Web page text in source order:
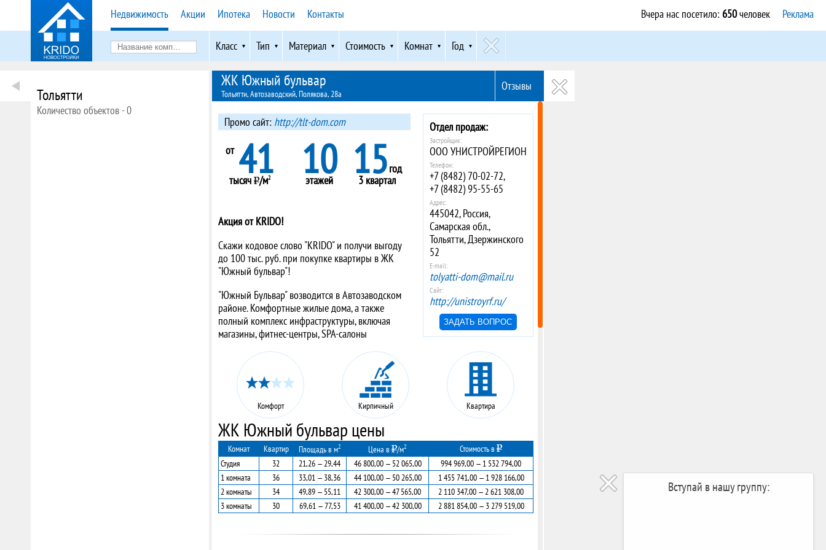
Недвижимость Акции Ипотека Новости Контакты Вчера нас посетило: 650человек Реклама
Класс Тип Материал Стоимость Комнат Год
ЖК Южный бульвар
Тольятти, Автозаводский, Полякова, 28а
Отзывы
Отдел продаж:
Застройщик:
ООО УНИСТРОЙРЕГИОН
Телефон:
+7 (8482) 70-02-72,
+7 (8482) 95-55-65
Адрес:
445042, Россия,
Самарская обл.,
Тольятти, Дзержинского
52
E-mail:
tolyatti-dom@mail.ru
Сайт:
http://unistroyrf.ru/
ЗАДАТЬ ВОПРОС
Промо сайт: http://tlt-dom.com
от 41
тысяч /м2 10
этажей 15год
3 квартал
Акция от KRIDO!
Скажи кодовое слово "KRIDO" и получи выгоду
до 100 тыс. руб. при покупке квартиры в ЖК
"Южный бульвар"!
"Южный Бульвар" возводится в Автозаводском
районе. Комфортные жилые дома, а также
полный комплекс инфраструктуры, включая
магазины, фитнес-центры, SPA-салоны
Комфорт Кирпичный Квартира
ЖК Южный бульвар цены
Комнат Квартир Площадь в м2 Цена в /м2
Стоимость в
Студия
32 21,26 — 29,44 46 800,00 — 52 065,00
994 969,00 — 1 532 794,00
1 комната
36 33,01 — 38,36 44 100,00 — 50 265,00
1 455 741,00 — 1 928 166,00
2 комнаты
34 49,89 — 55,11 42 300,00 — 47 565,00
2 110 347,00 — 2 621 308,00
3 комнаты
30 69,61 — 77,53 41 400,00 — 42 300,00 2 881 854,00 — 3 279 519,00
Тольятти
Количество объектов -0
Вступай в нашу группу: